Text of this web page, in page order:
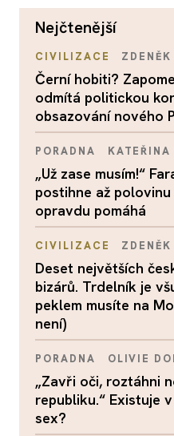
nejčtenější
CIVILIZACE ZDENĚK
Černí hobiti?
odmítá politickou
obsazování nového
PORADNA
„Už zase musím!“
postihne až
opravdu pomáhá
CIVILIZACE ZDENĚK
Deset největších
bizárů. Trdelník je
peklem musíte na
není)
PORADNA OLIVIE
„Zavři oči, roztáhni
republiku.“ Existuje
sex?